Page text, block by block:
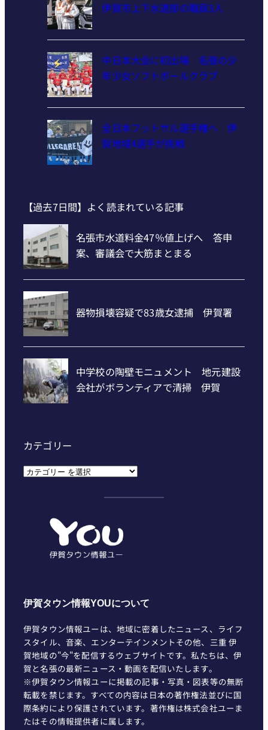
伊賀市上下水道部の職員3人
中日本大会に初出場 名張の少
年少女ソフトボールクラブ
全日本フットサル選手権へ 伊
賀地域4選手が挑戦
【過去7日間】よく読まれている記事
カテゴリー
カ
伊賀タウン情報YOUについて
伊賀タウン情報ユーは、地域に密着したニュース、ライフ
スタイル、音楽、エンターテインメントその他、三重 伊
賀地域の"今"を配信するウェブサイトです。私たちは、伊
賀と名張の最新ニュース・動画を配信いたします。
※伊賀タウン情報ユーに掲載の記事・写真・図表等の無断
転載を禁じます。すべての内容は日本の著作権法並びに国
際条約により保護されています。著作権は株式会社ユーま
たはその情報提供者に属します。